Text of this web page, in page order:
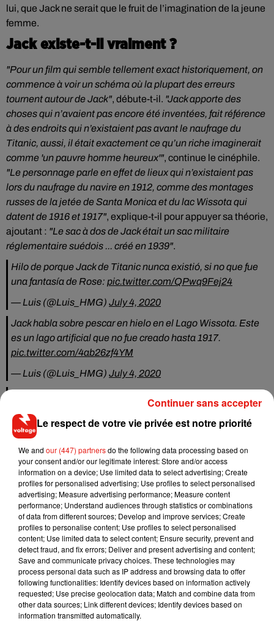
lui, que Jack ne serait que le fruit de l’imagination de la jeune
femme.
Jack existe-t-il vraiment ?
"Pour un film qui semble tellement exact historiquement, on
commence à voir un schéma où la plupart des erreurs
tournent autour de Jack", débute-t-il. "Jack apporte des
choses qui n’avaient pas encore été inventées, fait référence
à des endroits qui n’existaient pas avant le naufrage du
Titanic, aussi, il était exactement ce qu’un riche imaginerait
comme 'un pauvre homme heureux'", continue le cinéphile.
"Le personnage parle en effet de lieux qui n’existaient pas
lors du naufrage du navire en 1912, comme des montages
russes de la jetée de Santa Monica et du lac Wissota qui
datent de 1916 et 1917", explique-t-il pour appuyer sa théorie,
ajoutant : "Le sac à dos de Jack était un sac militaire
réglementaire suédois ... créé en 1939".
Hilo de porque Jack de Titanic nunca existió, si no que fue
una fantasía de Rose: pic.twitter.com/QPwq9Fej24
— Luis (@Luis_HMG) July 4, 2020
Jack habla sobre pescar en hielo en el Lago Wissota. Este
es un lago artificial que no fue creado hasta 1917.
pic.twitter.com/4ab26zf4YM
— Luis (@Luis_HMG) July 4, 2020
sobre Jack simplemente están mal:
— Luis (@Luis_HMG)July 4, 2020
El morralito de Jack era una bolsa militar reglamentaria
Sueca... creada en 1939pic.twitter.com/b7ggrT9C3v
— Luis (@Luis_HMG)July 4, 2020
"James Cameron est un réalisateur TRÈS précis, je ne
pense pas que ces petites choses aient été des erreurs. Tout
cela s’explique par le fait que Jack n'a jamais existé, ou peut-
être qu'il était un voyageur dans le temps… ", conclut le
cinéphile. "Le script dit que Jack meurt. Il faut qu'il meure. On
s'est peut-être trompés, le radeau aurait dû être plus petit.
Mais le garçon doit couler", a pourtant plusieurs fois martelé
James Cameron pour se justifier de la mort du héros. Le
Le respect de votre vie privée est notre priorité
We and our (447) partnersdo the following data processing based on
your consent and/or our legitimate interest: Store and/or access
information on a device; Use limited data to select advertising; Create
profiles for personalised advertising; Use profiles to select personalised
advertising; Measure advertising performance; Measure content
performance; Understand audiences through statistics or combinations
of data from different sources; Develop and improve services; Create
profiles to personalise content; Use profiles to select personalised
content; Use limited data to select content; Ensure security, prevent and
detect fraud, and fix errors; Deliver and present advertising and content;
Save and communicate privacy choices. These technologies may
process personal data such as IP address and browsing data to offer
following functionalities: Identify devices based on information actively
requested; Use precise geolocation data; Match and combine data from
other data sources; Link different devices; Identify devices based on
information transmitted automatically.
Continuer sans accepter